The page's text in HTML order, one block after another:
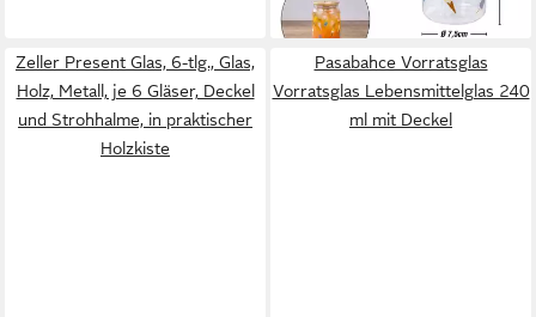
Zeller Present Glas, 6-tlg., Glas,
Holz, Metall, je 6 Gläser, Deckel
und Strohhalme, in praktischer
Holzkiste
Pasabahce Vorratsglas
Vorratsglas Lebensmittelglas 240
ml mit Deckel